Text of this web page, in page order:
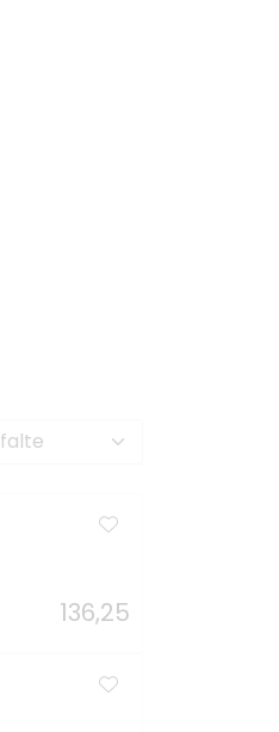
136,25